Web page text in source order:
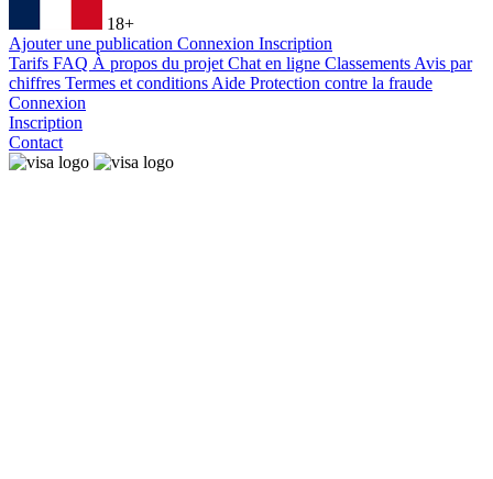
18+
Ajouter une publication Connexion Inscription
Tarifs FAQ À propos du projet Chat en ligne Classements Avis par
chiffres Termes et conditions Aide Protection contre la fraude
Connexion
Inscription
Contact